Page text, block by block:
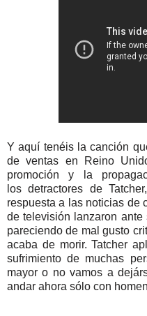
Y aquí tenéis la canción
de ventas en Reino
promoción y la
los detractores de
respuesta a las noticias de
de televisión lanzaron
pareciendo de mal gusto
acaba de morir. Tatcher
sufrimiento de muchas
mayor o no vamos a
andar ahora sólo con